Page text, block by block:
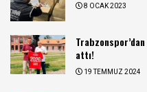
8 OCAK 2023
attı!
19 TEMMUZ 2024